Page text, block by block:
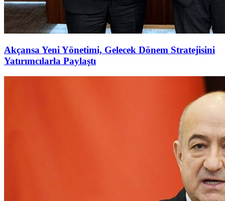
Akçansa Yeni Yönetimi, Gelecek Dönem Stratejisini
Yatırımcılarla Paylaştı